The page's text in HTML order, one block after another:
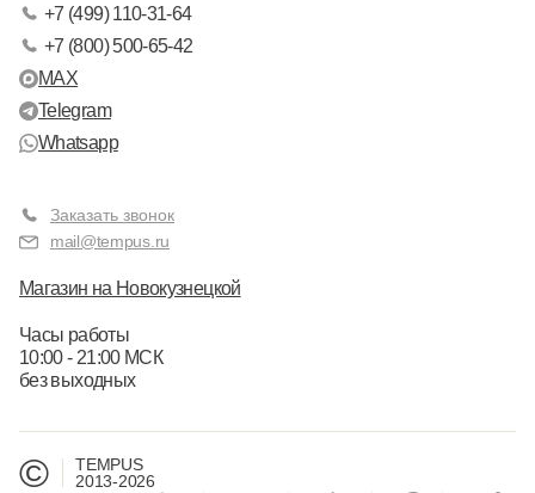
+7 (499) 110-31-64
+7 (800) 500-65-42
MAX
Telegram
Whatsapp
Заказать звонок
mail@tempus.ru
Магазин на Новокузнецкой
Часы работы
10:00 - 21:00 МСК
без выходных
©
TEMPUS
2013-2026